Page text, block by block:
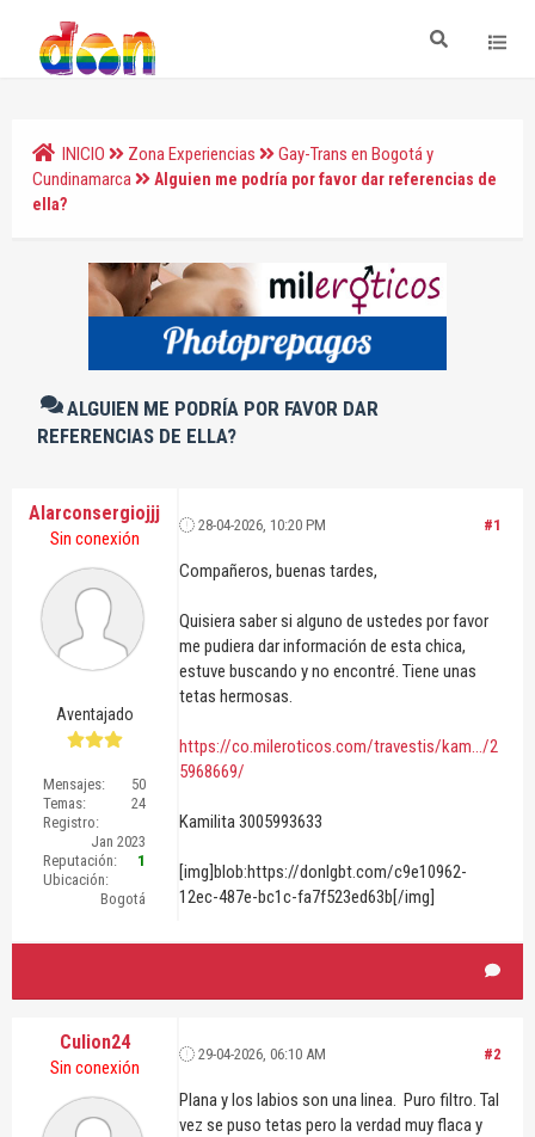
INICIO Zona Experiencias
Gay-Trans en Bogotá y
Cundinamarca
Alguien me podría por favor dar referencias de
ella?
ALGUIEN ME PODRÍA POR FAVOR DAR
REFERENCIAS DE ELLA?
Alarconsergiojjj
Sin conexión
Aventajado
Mensajes:
50
Temas:
24
Registro:
Jan 2023
Reputación:
1
Ubicación:
Bogotá
#1
28-04-2026, 10:20 PM
Compañeros, buenas tardes,
Quisiera saber si alguno de ustedes por favor
me pudiera dar información de esta chica,
estuve buscando y no encontré. Tiene unas
tetas hermosas.
https://co.mileroticos.com/travestis/kam.../2
5968669/
Kamilita 3005993633
[img]blob:https://donlgbt.com/c9e10962-
12ec-487e-bc1c-fa7f523ed63b[/img]
Culion24
Sin conexión
#2
29-04-2026, 06:10 AM
Plana y los labios son una linea. Puro filtro. Tal
vez se puso tetas pero la verdad muy flaca y